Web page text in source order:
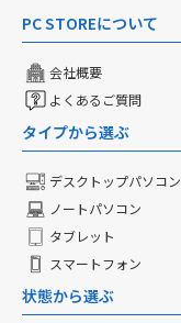
PC STOREについて
会社概要
よくあるご質問
タイプから選ぶ
デスクトップパソコン
ノートパソコン
タブレット
スマートフォン
状態から選ぶ